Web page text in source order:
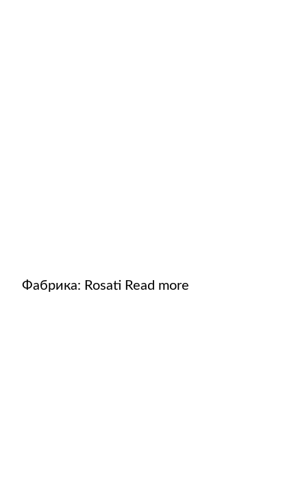
Фабрика: Rosati Read more